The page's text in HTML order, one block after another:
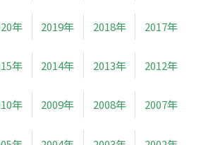
年 2019年 2018年 2017年
年 2014年 2013年 2012年
年 2009年 2008年 2007年